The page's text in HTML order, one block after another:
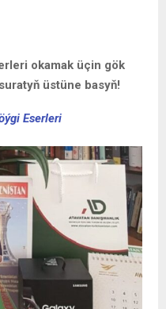
okamak üçin gök
üstüne basyň!
Eserleri